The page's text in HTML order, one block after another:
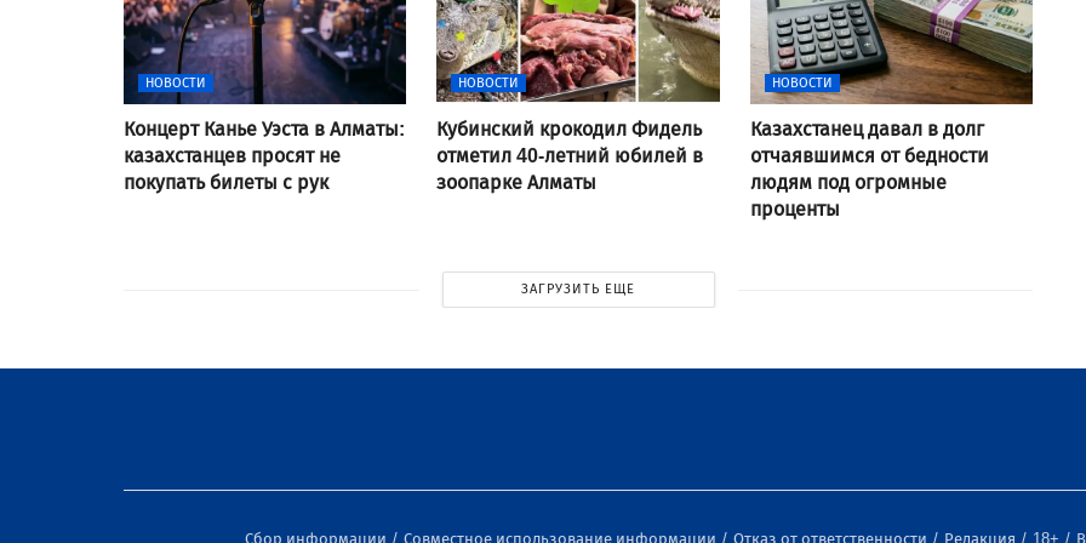
НОВОСТИ
Концерт Канье Уэста в Алматы:
казахстанцев просят не
покупать билеты с рук
НОВОСТИ
Кубинский крокодил Фидель
отметил 40-летний юбилей в
зоопарке Алматы
НОВОСТИ
Казахстанец давал в долг
отчаявшимся от бедности
людям под огромные
проценты
ЗАГРУЗИТЬ ЕЩЕ
Сбор информации Совместное использование информации Отказ от ответственности Редакция 18+